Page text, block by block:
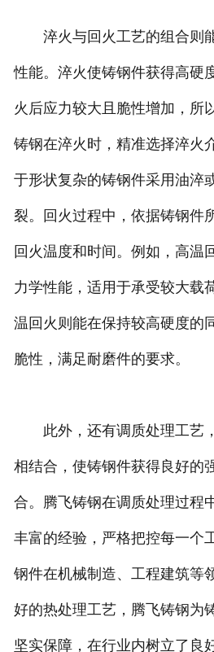
淬火与回火工艺的组合则
性能。淬火使铸钢件获得高硬
火后应力较大且脆性增加，所
铸钢在淬火时，精准选择淬火
于形状复杂的铸钢件采用油淬
裂。回火过程中，依据铸钢件
回火温度和时间。例如，高温
力学性能，适用于承受较大载
温回火则能在保持较高硬度的
脆性，满足耐磨件的要求。
此外，还有调质处理工艺
相结合，使铸钢件获得良好的
合。腾飞铸钢在调质处理过程
丰富的经验，严格把控每一个
钢件在机械制造、工程建筑等
好的热处理工艺，腾飞铸钢为
坚实保障，在行业内树立了良